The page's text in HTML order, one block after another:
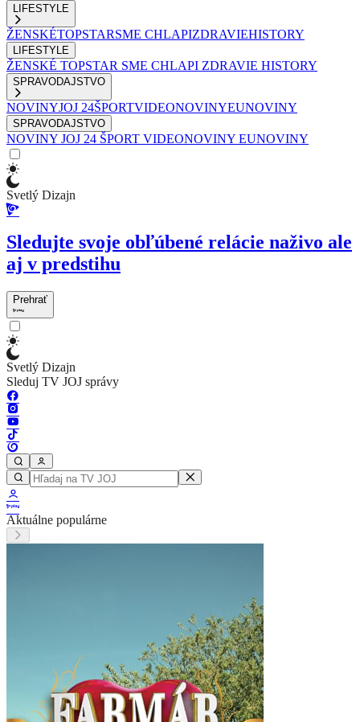
LIFESTYLE
ŽENSKÉTOPSTARSME CHLAPIZDRAVIEHISTORY
LIFESTYLE
ŽENSKÉ TOPSTAR SME CHLAPI ZDRAVIE HISTORY
SPRAVODAJSTVO
NOVINYJOJ 24ŠPORTVIDEONOVINYEUNOVINY
SPRAVODAJSTVO
NOVINY JOJ 24 ŠPORT VIDEONOVINY EUNOVINY
Svetlý Dizajn
Sledujte svoje obľúbené relácie naživo ale
aj v predstihu
Prehrať
Svetlý Dizajn
Sleduj TV JOJ správy
Aktuálne populárne